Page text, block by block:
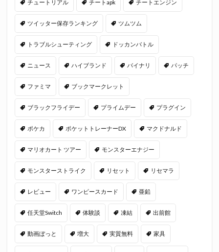
チュートリアル チートapk チートエンジン
ツイッター保存ランキング ツムツム
トラブルシューティング ドッカンバトル
ニュース ハイブランド バイナリ パッチ
ファミマ ブックマークレット
ブラックフライデー プライムデー プラグイン
ポケカ ポケットトレーナーDX マクドナルド
マリオカート ツアー モンスターエナジー
モンスターストライク リセット リセマラ
レビュー ワンピースカード 亜鉛
任天堂Switch 体験談 凍結 出前館
動画ぼっと 増大 実質無料 家具